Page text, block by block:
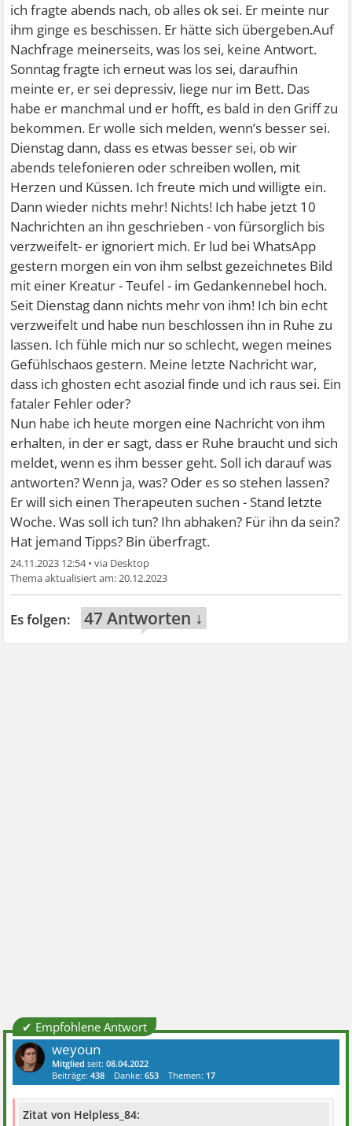
ich fragte abends nach, ob alles ok sei. Er meinte nur
ihm ginge es beschissen. Er hätte sich übergeben.Auf
Nachfrage meinerseits, was los sei, keine Antwort.
Sonntag fragte ich erneut was los sei, daraufhin
meinte er, er sei depressiv, liege nur im Bett. Das
habe er manchmal und er hofft, es bald in den Griff zu
bekommen. Er wolle sich melden, wenn’s besser sei.
Dienstag dann, dass es etwas besser sei, ob wir
abends telefonieren oder schreiben wollen, mit
Herzen und Küssen. Ich freute mich und willigte ein.
Dann wieder nichts mehr! Nichts! Ich habe jetzt 10
Nachrichten an ihn geschrieben - von fürsorglich bis
verzweifelt- er ignoriert mich. Er lud bei WhatsApp
gestern morgen ein von ihm selbst gezeichnetes Bild
mit einer Kreatur - Teufel - im Gedankennebel hoch.
Seit Dienstag dann nichts mehr von ihm! Ich bin echt
verzweifelt und habe nun beschlossen ihn in Ruhe zu
lassen. Ich fühle mich nur so schlecht, wegen meines
Gefühlschaos gestern. Meine letzte Nachricht war,
dass ich ghosten echt asozial finde und ich raus sei. Ein
fataler Fehler oder?
Nun habe ich heute morgen eine Nachricht von ihm
erhalten, in der er sagt, dass er Ruhe braucht und sich
meldet, wenn es ihm besser geht. Soll ich darauf was
antworten? Wenn ja, was? Oder es so stehen lassen?
Er will sich einen Therapeuten suchen - Stand letzte
Woche. Was soll ich tun? Ihn abhaken? Für ihn da sein?
Hat jemand Tipps? Bin überfragt.
24.11.2023 12:54•
20.12.2023
47 Antworten ↓
✔ Empfohlene Antwort
weyoun
Mitglied seit:08.04.2022
Beiträge:438 Danke:653 Themen: 17
Zitat von Helpless_84: